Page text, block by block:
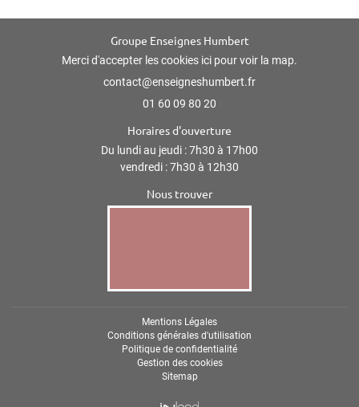
Groupe Enseignes Humbert
Merci d'accepter les cookies ici pour voir la map.
01 60 09 80 20
Horaires d'ouverture
Du lundi au jeudi : 7h30 à 17h00
vendredi : 7h30 à 12h30
Nous trouver
Mentions Légales
Conditions générales d'utilisation
Politique de confidentialité
Gestion des cookies
Sitemap